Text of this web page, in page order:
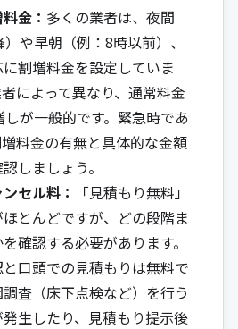
金： 多くの業者は、夜間
）や早朝（例：8時以前）、
割増料金を設定していま
によって異なり、通常料金
が一般的です。緊急時であ
料金の有無と具体的な金額
しましょう。
セル料：
「見積もり無料」
とんどですが、どの段階ま
確認する必要があります。
口頭での見積もりは無料で
査（床下点検など）を行う
生したり、見積もり提示後